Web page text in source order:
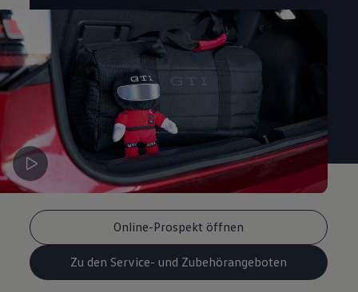
Volkswagen R
Pannen- und Unfallhilfe
Volkswagen Kundenbetreuung
Online-Prospekt öffnen
Zu den Service- und Zubehörangeboten